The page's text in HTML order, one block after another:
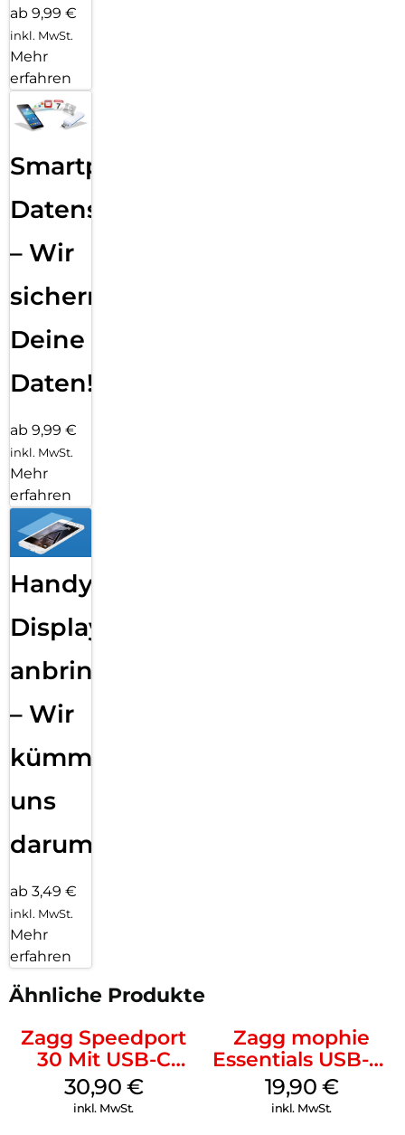
ab 9,99 €
inkl. MwSt.
Mehr
erfahren
Smartphone
Datensicherung
– Wir
sichern
Deine
Daten!
ab 9,99 €
inkl. MwSt.
Mehr
erfahren
Handy
Displayfolie
anbringen
– Wir
kümmern
uns
darum!
ab 3,49 €
inkl. MwSt.
Mehr
erfahren
Ähnliche Produkte
Zagg Speedport
30 Mit USB-C
Kabel Weiß
30,90 €
inkl. MwSt.
Zagg mophie
Essentials USB-C-
20W Charger PD
Weiß
19,90 €
inkl. MwSt.